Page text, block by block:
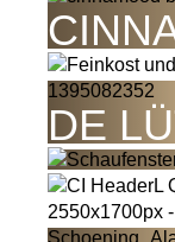
DE